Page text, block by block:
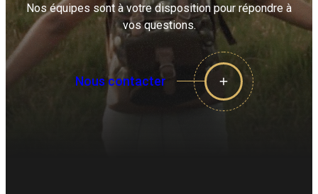
Nos équipes sont à votre disposition pour répondre à
vos questions.
Nous contacter